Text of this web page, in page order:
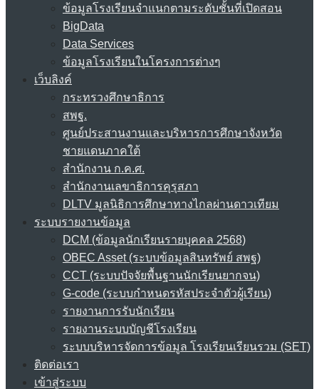
ข้อมูลโรงเรียนจำแนกตามระดับชั้นที่เปิดสอน
BigData
Data Services
ข้อมูลโรงเรียนในโครงการต่างๆ
เว็บลิงค์
กระทรวงศึกษาธิการ
สพฐ.
ศูนย์ประสานงานและบริหารการศึกษาจังหวัด
ชายแดนภาคใต้
สำนักงาน ก.ค.ศ.
สำนักงานเลขาธิการคุรุสภา
DLTV มูลนิธิการศึกษาทางไกลผ่านดาวเทียม
ระบบรายงานข้อมูล
DCM (ข้อมูลนักเรียนรายบุคคล 2568)
OBEC Asset (ระบบข้อมูลสินทรัพย์ สพฐ)
CCT (ระบบปัจจัยพื้นฐานนักเรียนยากจน)
G-code (ระบบกำหนดรหัสประจำตัวผู้เรียน)
รายงานการรับนักเรียน
รายงานระบบบัญชีโรงเรียน
ระบบบริหารจัดการข้อมูล โรงเรียนเรียนรวม (SET)
ติดต่อเรา
เข้าสู่ระบบ